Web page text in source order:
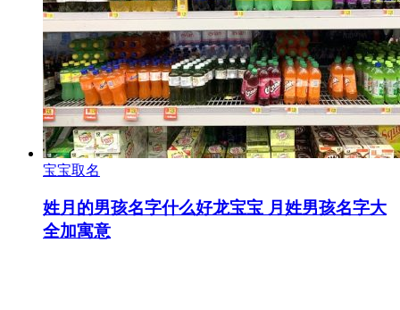
宝宝取名
姓月的男孩名字什么好龙宝宝 月姓男孩名字大
全加寓意